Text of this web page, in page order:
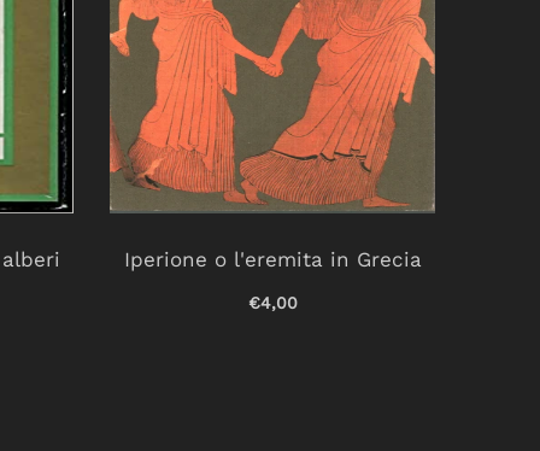
Iperione o l'eremita in Grecia
€4,00